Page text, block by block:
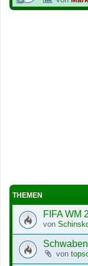
THEMEN
FIFA WM
von
von